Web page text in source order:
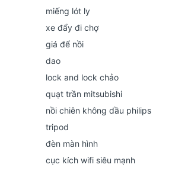
miếng lót ly
xe đẩy đi chợ
giá để nồi
dao
lock and lock chảo
quạt trần mitsubishi
nồi chiên không dầu philips
tripod
đèn màn hình
cục kích wifi siêu mạnh